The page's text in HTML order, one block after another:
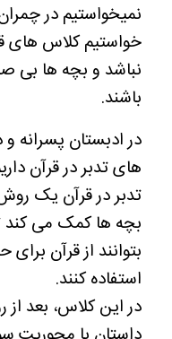
نمیخواستیم در
خواستیم کلاس های
نباشد و بچه ها بی
باشند.
در ادبستان پسرانه
های تدبر در قرآن
تدبر در قرآن یک
بچه ها کمک می کند
بتوانند از قرآن
استفاده کنند.
در این کلاس، بعد